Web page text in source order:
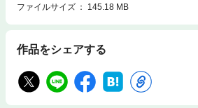
ファイルサイズ
145.18 MB
作品をシェアする